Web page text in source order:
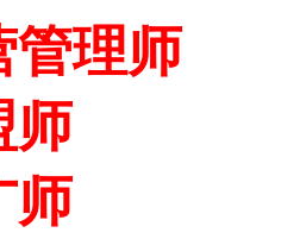
管理师
师
师